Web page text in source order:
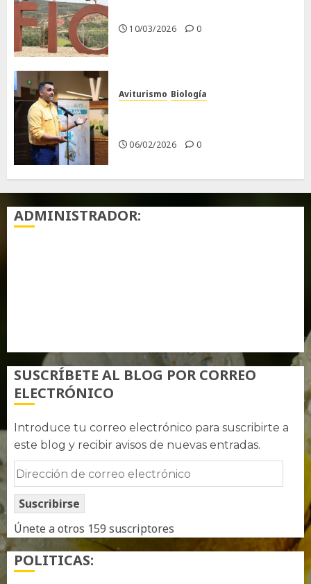
10/03/2026 0
Aviturismo Biología
06/02/2026 0
ADMINISTRADOR:
SUSCRÍBETE AL BLOG POR CORREO
ELECTRÓNICO
Introduce tu correo electrónico para suscribirte a
este blog y recibir avisos de nuevas entradas.
Dirección
de
correo
electrónico
Suscribirse
Únete a otros 159 suscriptores
POLITICAS: